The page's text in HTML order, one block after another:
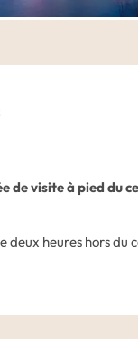
de visite à pied du
deux heures hors du
et cosmopolite,